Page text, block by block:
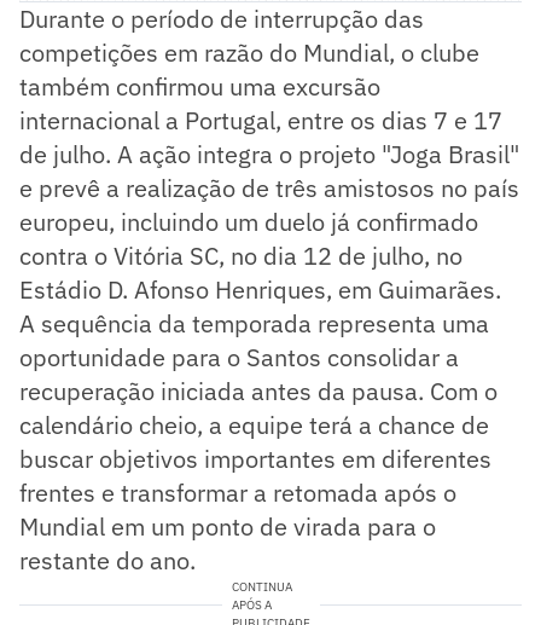
Durante o período de interrupção das
competições em razão do Mundial, o clube
também confirmou uma excursão
internacional a Portugal, entre os dias 7 e 17
de julho. A ação integra o projeto "Joga Brasil"
e prevê a realização de três amistosos no país
europeu, incluindo um duelo já confirmado
contra o Vitória SC, no dia 12 de julho, no
Estádio D. Afonso Henriques, em Guimarães.
A sequência da temporada representa uma
oportunidade para o Santos consolidar a
recuperação iniciada antes da pausa. Com o
calendário cheio, a equipe terá a chance de
buscar objetivos importantes em diferentes
frentes e transformar a retomada após o
Mundial em um ponto de virada para o
restante do ano.
CONTINUA
APÓS A